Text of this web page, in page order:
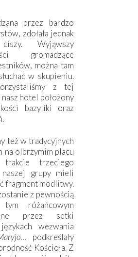
przez bardzo
zdołała jednak
Wyjąwszy
gromadzące
można tam
w skupieniu.
z tej
hotel położony
bazyliki oraz
też w tradycyjnych
na olbrzymim placu
trzeciego
grupy mieli
fragment modlitwy.
z pewnością
tym różańcowym
przez setki
wezwania
… podkreślały
Kościoła. Z